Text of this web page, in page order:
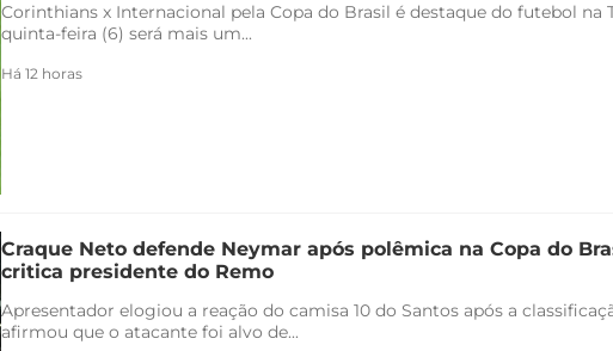
Corinthians x Internacional pela Copa do Brasil é destaque do futebol na
quinta-feira (6) será mais um...
Há 12 horas
Craque Neto defende Neymar após polêmica na Copa do
critica presidente do Remo
Apresentador elogiou a reação do camisa 10 do Santos após a
afirmou que o atacante foi alvo de...